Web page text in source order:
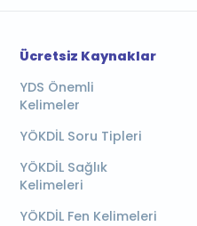
Ücretsiz Kaynaklar
YDS Önemli
Kelimeler
YÖKDİL Soru Tipleri
YÖKDİL Sağlık
Kelimeleri
YÖKDİL Fen Kelimeleri